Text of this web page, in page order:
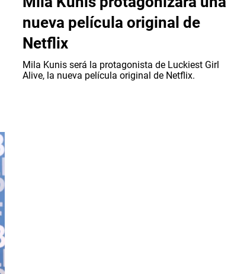
nueva película original de
Netflix
Mila Kunis será la protagonista de Luckiest Girl
Alive, la nueva película original de Netflix.